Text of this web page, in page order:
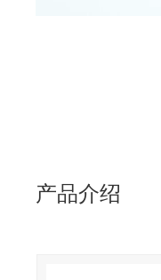
产品介绍